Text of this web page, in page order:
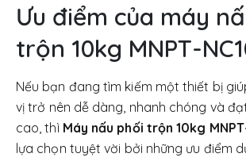
Ưu điểm của máy
trộn 10kg MNPT-
Nếu bạn đang tìm kiếm một thiết bị
vị trở nên dễ dàng, nhanh chóng và
cao, thì Máy nấu phối trộn 10kg
lựa chọn tuyệt vời bởi những ưu điểm